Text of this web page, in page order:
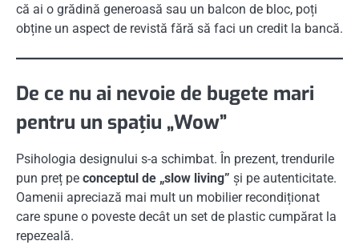
că ai o grădină generoasă sau un balcon de bloc, poți
obține un aspect de revistă fără să faci un credit la bancă.
De ce nu ai nevoie de bugete mari
pentru un spațiu „Wow”
Psihologia designului s-a schimbat. În prezent, trendurile
pun preț pe conceptul de „slow living” și pe autenticitate.
Oamenii apreciază mai mult un mobilier recondiționat
care spune o poveste decât un set de plastic cumpărat la
repezeală.